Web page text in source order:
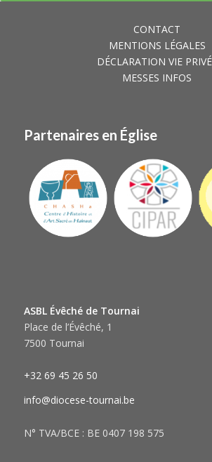
CONTACT
MENTIONS LÉGALES
DÉCLARATION VIE
MESSES INFOS
Partenaires en Église
ASBL Évêché de Tournai
Place de l’Évêché, 1
7500 Tournai
+32 69 45 26 50
info@diocese-tournai.be
N° TVA/BCE : BE 0407 198 575